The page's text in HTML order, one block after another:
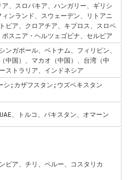
ア、スロバキア、ハンガリー、ギリシ
ィンランド、スウェーデン、リトアニ
ビア、クロアチア、キプロス、スロベ
スニア・ヘルツェゴビナ、セルビア
ンガポール、ベトナム、フィリピン、
中国）、マカオ（中国）、台湾（中
ストラリア、インドネシア
シ;カザフスタン;ウズベキスタン
、トルコ、パキスタン、オマーン
ビア、チリ、ペルー、コスタリカ